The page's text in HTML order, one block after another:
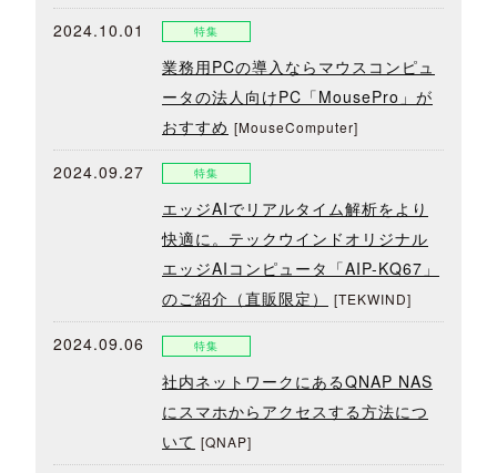
2024.10.01 特集
業務用PCの導入ならマウスコンピュ
ータの法人向けPC「MousePro」が
おすすめ [MouseComputer]
2024.09.27 特集
エッジAIでリアルタイム解析をより
快適に。テックウインドオリジナル
エッジAIコンピュータ「AIP-KQ67」
のご紹介（直販限定）
[TEKWIND]
2024.09.06 特集
社内ネットワークにあるQNAP NAS
にスマホからアクセスする方法につ
いて [QNAP]